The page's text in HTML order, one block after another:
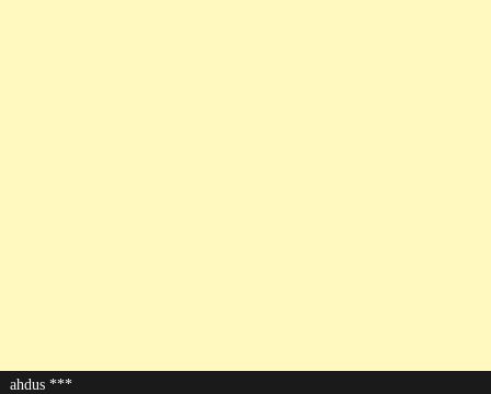
ahdus ***